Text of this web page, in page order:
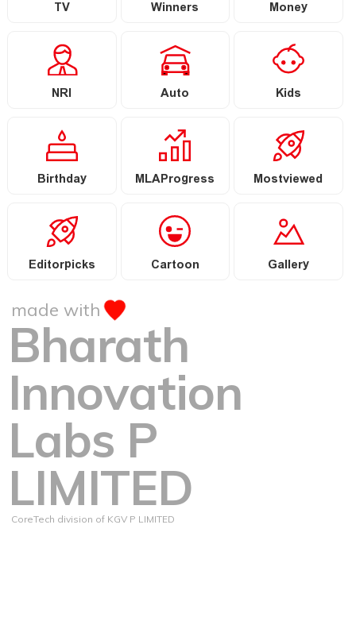
TV Winners Money
NRI Auto Kids
Birthday MLAProgress Mostviewed
Editorpicks Cartoon Gallery
made with
Bharath
Innovation
Labs P
LIMITED
CoreTech division of KGV P LIMITED